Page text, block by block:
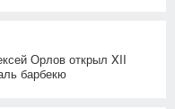
Орлов открыл XII
барбекю